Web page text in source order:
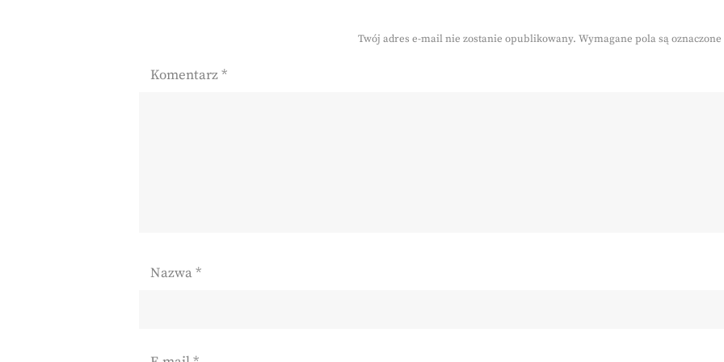
Twój adres e-mail nie zostanie opublikowany. Wymagane pola są oznaczone
Komentarz*
Nazwa*